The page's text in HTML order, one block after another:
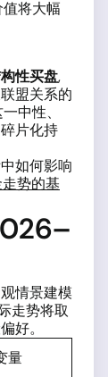
将大幅
性买盘,
盟关系的
中性、
片化持
如何影响
势的基
情景建模
走势将取
好。
量